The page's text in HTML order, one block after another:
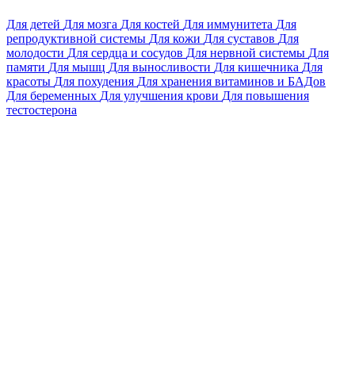
Для детей Для мозга Для костей Для иммунитета Для
репродуктивной системы Для кожи Для суставов Для
молодости Для сердца и сосудов Для нервной системы Для
памяти Для мышц Для выносливости Для кишечника Для
красоты Для похудения Для хранения витаминов и БАДов
Для беременных Для улучшения крови Для повышения
тестостерона